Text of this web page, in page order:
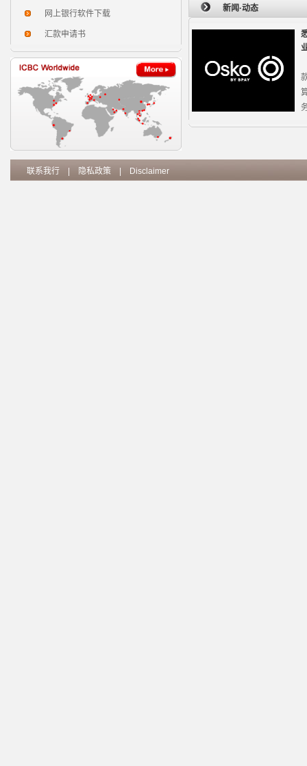
网上银行软件下载
汇款申请书
新闻·动态
联系我行 隐私政策 Disclaimer